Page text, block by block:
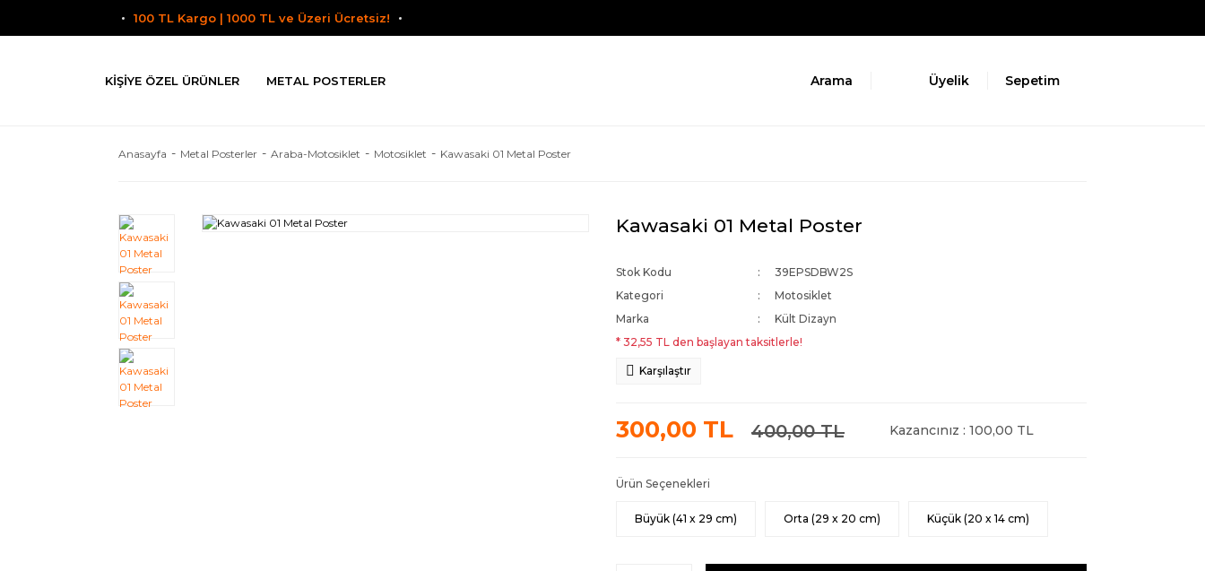
100 TL Kargo | 1000 TL ve Üzeri Ücretsiz!
KIŞIYE ÖZEL ÜRÜNLER METAL POSTERLER Arama Üyelik Sepetim
Anasayfa Metal Posterler Araba-Motosiklet Motosiklet Kawasaki 01 Metal Poster
Kawasaki 01 Metal Poster
Stok Kodu
39EPSDBW2S
Kategori
Motosiklet
Marka
Kült Dizayn
* 32,55 TL den başlayan taksitlerle!
Karşılaştır
300,00 TL 400,00 TL Kazancınız : 100,00 TL
Ürün Seçenekleri
Büyük (41 x 29 cm) Orta (29 x 20 cm) Küçük (20 x 14 cm)